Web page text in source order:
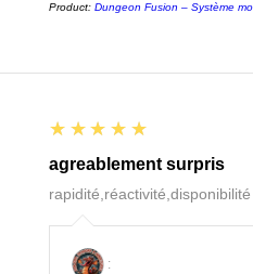
Product: Dungeon Fusion – Système
5
★★★★★
agreablement surpris
: